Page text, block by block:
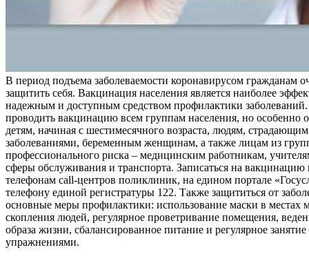
В период подъема заболеваемости коронавирусом гражданам
защитить себя. Вакцинация населения является наиболее
надежным и доступным средством профилактики заболеваний.
проводить вакцинацию всем группам населения, но особенно
детям, начиная с шестимесячного возраста, людям,
заболеваниями, беременным женщинам, а также лицам из
профессионального риска – медицинским работникам,
сферы обслуживания и транспорта. Записаться на
телефонам call-центров поликлиник, на едином портале
телефону единой регистратуры 122. Также защититься от
основные меры профилактики: использование маски в местах
скопления людей, регулярное проветривание помещения,
образа жизни, сбалансированное питание и регулярное
упражнениями.